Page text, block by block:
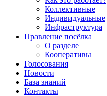
Коллективные
Индивидуальные
Инфраструктура
Правление посёлка
О разделе
Кооперативы
Голосования
Новости
База знаний
Контакты